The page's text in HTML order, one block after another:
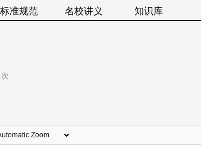
标准规范 名校讲义 知识库